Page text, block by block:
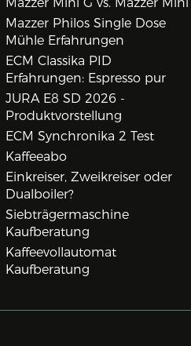
Mazzer Philos Single Dose
Mühle Erfahrungen
ECM Classika PID
Erfahrungen: Espresso pur
JURA E8 SD 2026 -
Produktvorstellung
ECM Synchronika 2 Test
Kaffeeabo
Einkreiser, Zweikreiser oder
Dualboiler?
Siebträgermaschine
Kaufberatung
Kaffeevollautomat
Kaufberatung